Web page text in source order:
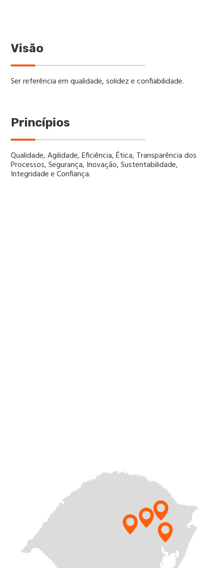
Visão
Ser referência em qualidade, solidez e confiabilidade.
Princípios
Qualidade, Agilidade, Eficiência, Ética, Transparência dos
Processos, Segurança, Inovação, Sustentabilidade,
Integridade e Confiança.